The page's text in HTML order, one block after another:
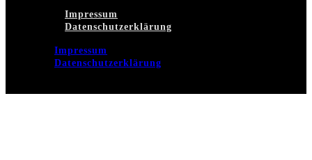
Impressum
Datenschutzerklärung
Impressum
Datenschutzerklärung